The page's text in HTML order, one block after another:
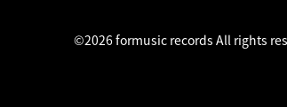
©2026 formusic records All rights